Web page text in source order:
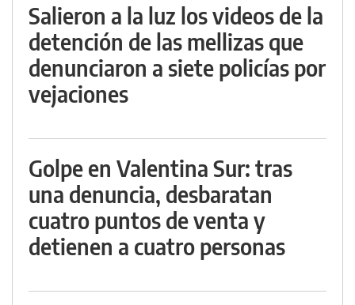
Salieron a la luz los videos de la
detención de las mellizas que
denunciaron a siete policías por
vejaciones
Golpe en Valentina Sur: tras
una denuncia, desbaratan
cuatro puntos de venta y
detienen a cuatro personas